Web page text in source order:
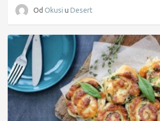
Od Okusi u Desert